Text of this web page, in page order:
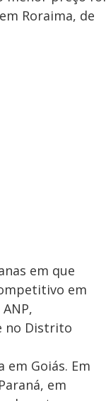
Roraima, de
em que
em
no Distrito
em Goiás. Em
em